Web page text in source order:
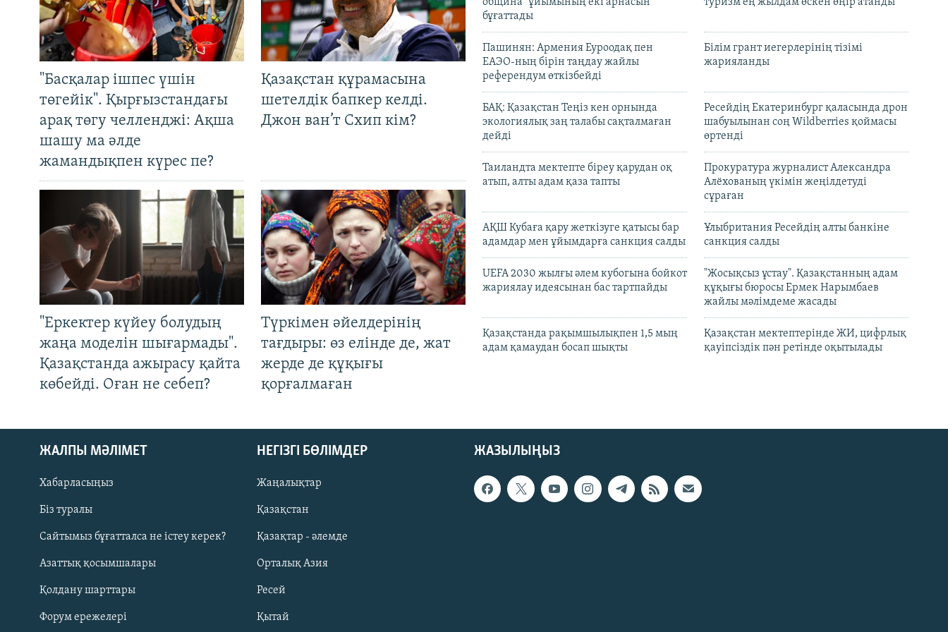
Русский
ЖАЗЫЛЫҢЫЗ
"Басқалар ішпес үшін
төгейік". Қырғызстандағы
арақ төгу челленджі: Ақша
шашу ма әлде
жамандықпен күрес пе?
Қазақстан құрамасына
шетелдік бапкер келді.
Джон ван’т Схип кім?
"Еркектер күйеу болудың
жаңа моделін шығармады".
Қазақстанда ажырасу қайта
көбейді. Оған не себеп?
Түркімен әйелдерінің
тағдыры: өз елінде де, жат
жерде де құқығы
қорғалмаған
община" ұйымының екі арнасын
бұғаттады
туризм ең жылдам өскен өңір атанды
Пашинян: Армения Еуроодақ пен
ЕАЭО-ның бірін таңдау жайлы
референдум өткізбейді
Білім грант иегерлерінің тізімі
жарияланды
БАҚ: Қазақстан Теңіз кен орнында
экологиялық заң талабы сақталмаған
дейді
Ресейдің Екатеринбург қаласында дрон
шабуылынан соң Wildberries қоймасы
өртенді
Таиландта мектепте біреу қарудан оқ
атып, алты адам қаза тапты
Прокуратура журналист Александра
Алёхованың үкімін жеңілдетуді
сұраған
АҚШ Кубаға қару жеткізуге қатысы бар
адамдар мен ұйымдарға санкция салды
Ұлыбритания Ресейдің алты банкіне
санкция салды
UEFA 2030 жылғы әлем кубогына бойкот
жариялау идеясынан бас тартпайды
"Жосықсыз ұстау". Қазақстанның адам
құқығы бюросы Ермек Нарымбаев
жайлы мәлімдеме жасады
Қазақстанда рақымшылықпен 1,5 мың
адам қамаудан босап шықты
Қазақстан мектептерінде ЖИ, цифрлық
қауіпсіздік пән ретінде оқытылады
ЖАЗЫЛЫҢЫЗ
ЖАЛПЫ МӘЛІМЕТ
Хабарласыңыз
Біз туралы
Сайтымыз бұғатталса не істеу керек?
Азаттық қосымшалары
Қолдану шарттары
Форум ережелері
НЕГІЗГІ БӨЛІМДЕР
Жаңалықтар
Қазақстан
Қазақтар - әлемде
Орталық Азия
Ресей
Қытай